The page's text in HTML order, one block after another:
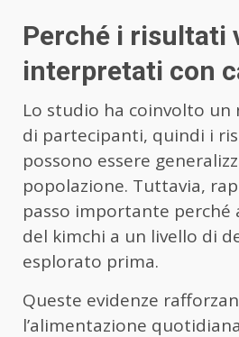
Perché i risultati
interpretati con
Lo studio ha coinvolto
di partecipanti, quindi i
possono essere
popolazione. Tuttavia,
passo importante perché
del kimchi a un livello di
esplorato prima.
Queste evidenze
l’alimentazione